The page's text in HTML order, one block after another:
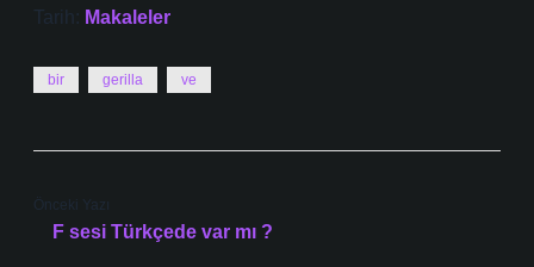
Tarih: Makaleler
bir gerilla ve
Önceki Yazı
F sesi Türkçede var mı ?